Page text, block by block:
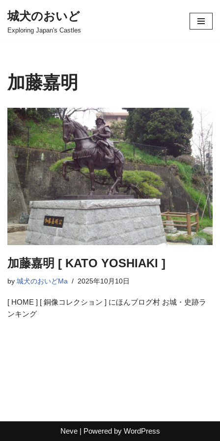
コ
ツ
へ
キ
ッ
プ
城犬のおいど
Exploring Japan's Castles
加藤嘉明
加藤嘉明 [ KATO YOSHIAKI ]
by 城犬のおいどMa 2025年10月10日
[ HOME ] [ 銅像コレクション ] にほんブログ村 お城・史跡ラ
ンキング
Neve| Powered by WordPress